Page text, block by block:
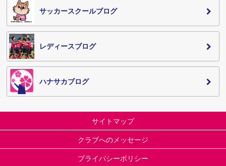
サッカースクールブログ
レディースブログ
ハナサカブログ
サイトマップ
クラブへのメッセージ
プライバシーポリシー